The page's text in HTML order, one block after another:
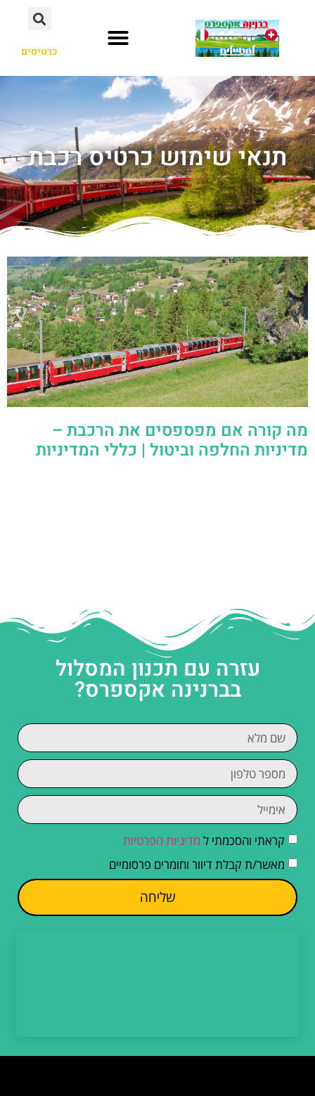
כרטיסים
תנאי שימוש כרטיס רכבת
מה קורה אם מפספסים את הרכבת –
מדיניות החלפה וביטול | כללי המדיניות
עזרה עם תכנון המסלול
בברנינה אקספרס?
קראתי והסכמתי ל מדיניות הפרטיות
מאשר/ת קבלת דיוור וחומרים פרסומיים
שליחה